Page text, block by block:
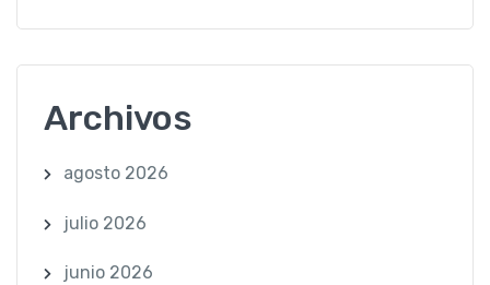
Archivos
agosto 2026
julio 2026
junio 2026